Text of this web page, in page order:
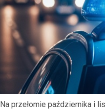
Na przełomie października i